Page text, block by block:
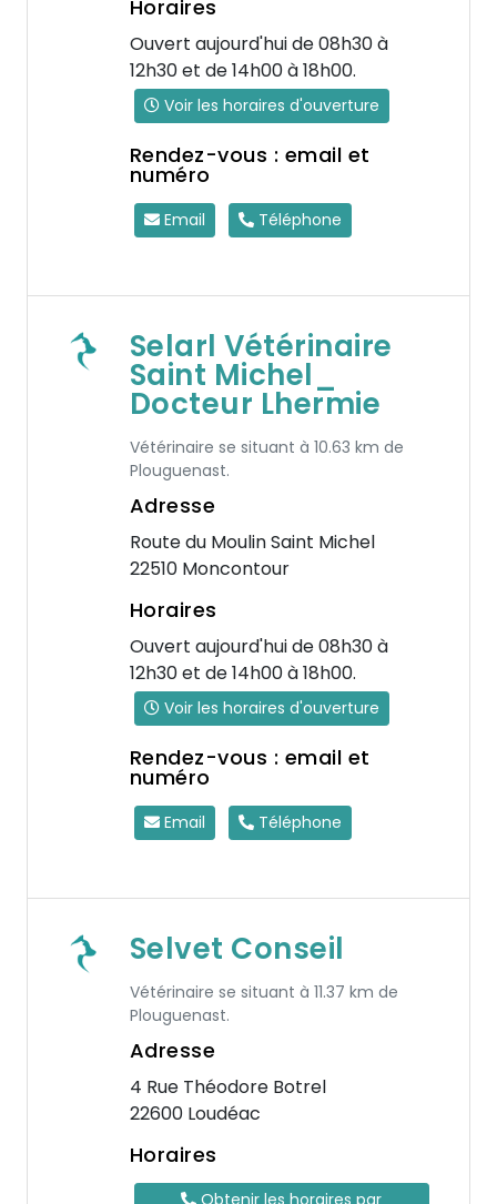
Horaires
Ouvert aujourd'hui de 08h30 à
12h30 et de 14h00 à 18h00.
Voir les horaires d'ouverture
Rendez-vous : email et
numéro
Email Téléphone
Selarl Vétérinaire
Saint Michel_
Docteur Lhermie
Vétérinaire se situant à 10.63 km de
Plouguenast.
Adresse
Route du Moulin Saint Michel
22510 Moncontour
Horaires
Ouvert aujourd'hui de 08h30 à
12h30 et de 14h00 à 18h00.
Voir les horaires d'ouverture
Rendez-vous : email et
numéro
Email Téléphone
Selvet Conseil
Vétérinaire se situant à 11.37 km de
Plouguenast.
Adresse
4 Rue Théodore Botrel
22600 Loudéac
Horaires
Obtenir les horaires par